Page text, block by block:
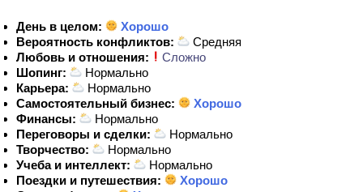
День в целом:
Хорошо
Вероятность конфликтов:
Средняя
Любовь и отношения:
Сложно
Шопинг:
Нормально
Карьера:
Нормально
Самостоятельный бизнес:
Хорошо
Финансы:
Нормально
Переговоры и сделки:
Нормально
Творчество:
Нормально
Учеба и интеллект:
Нормально
Поездки и путешествия:
Хорошо